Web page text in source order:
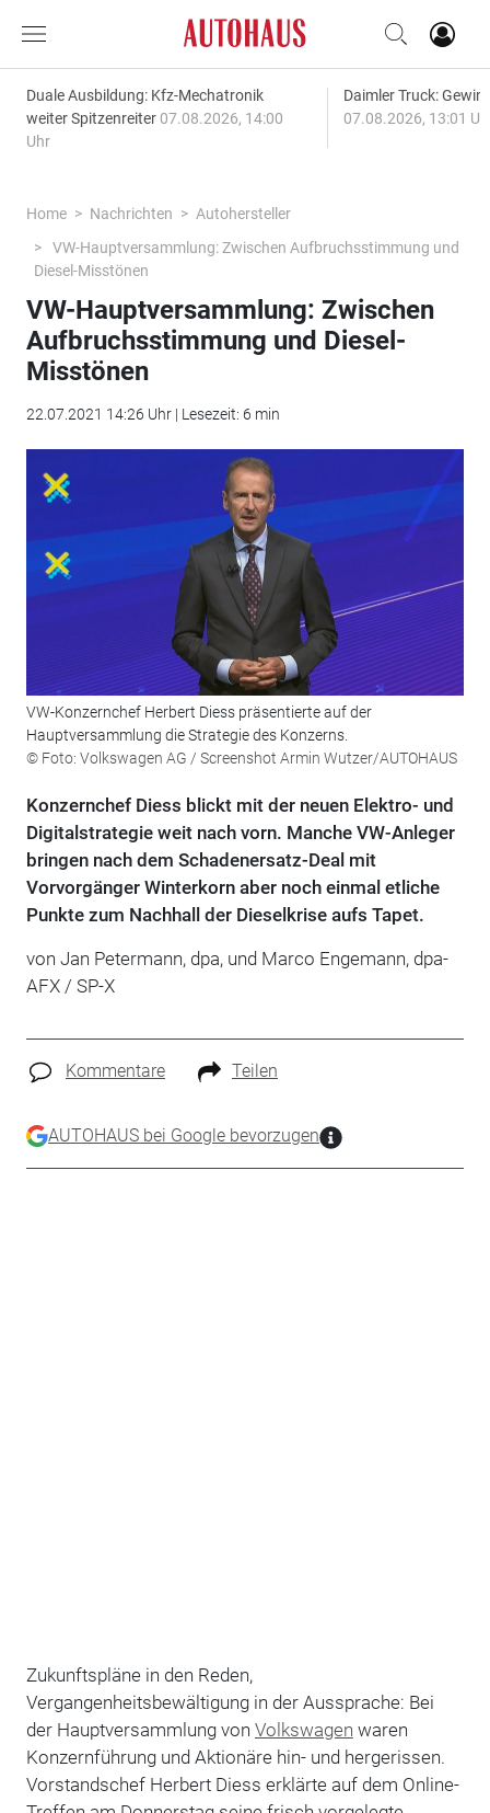
Duale Ausbildung: Kfz-Mechatronik
weiter Spitzenreiter 07.08.2026, 14:00
Uhr
Daimler Truck:
07.08.2026, 13:01
Home Nachrichten
Autohersteller
VW-Hauptversammlung: Zwischen Aufbruchsstimmung und
Diesel-Misstönen
VW-Hauptversammlung: Zwischen
Aufbruchsstimmung und Diesel-
Misstönen
22.07.2021 14:26 Uhr | Lesezeit: 6 min
VW-Konzernchef Herbert Diess präsentierte auf der
Hauptversammlung die Strategie des Konzerns.
© Foto: Volkswagen AG / Screenshot Armin Wutzer/AUTOHAUS
Konzernchef Diess blickt mit der neuen Elektro- und
Digitalstrategie weit nach vorn. Manche VW-Anleger
bringen nach dem Schadenersatz-Deal mit
Vorvorgänger Winterkorn aber noch einmal etliche
Punkte zum Nachhall der Dieselkrise aufs Tapet.
von Jan Petermann, dpa, und Marco Engemann, dpa-
AFX / SP-X
Kommentare Teilen
AUTOHAUS bei Google bevorzugen
Zukunftspläne in den Reden,
Vergangenheitsbewältigung in der Aussprache: Bei
der Hauptversammlung von Volkswagen waren
Konzernführung und Aktionäre hin- und hergerissen.
Vorstandschef Herbert Diess erklärte auf dem Online-